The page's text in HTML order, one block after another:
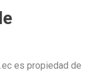
es propiedad de